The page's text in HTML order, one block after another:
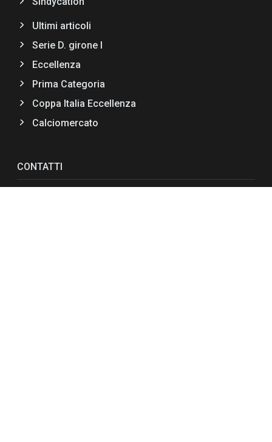
Ultimi articoli
Serie D. girone I
Eccellenza
Prima Categoria
Coppa Italia Eccellenza
Calciomercato
CONTATTI